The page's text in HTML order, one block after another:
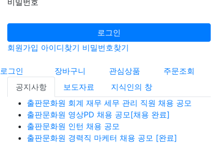
로그인
회원가입 아이디찾기 비밀번호찾기
로그인 장바구니 관심상품
주문조회
공지사항
보도자료
지식인의 창
출판문화원 회계 재무 세무 관리 직원 채용 공모
출판문화원 영상PD 채용 공모[채용 완료]
출판문화원 인턴 채용 공모
출판문화원 경력직 마케터 채용 공모 [완료]